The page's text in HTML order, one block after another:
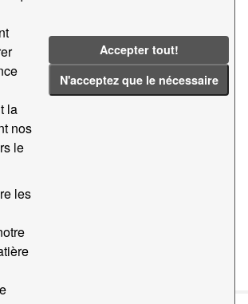
la
nos
le
les
Accepter tout!
N'acceptez que le nécessaire
du trafic marchandises par nature
de la marchand...
sur le trafic de marchandises par
des marchandises (code tarifaire
Barcelone